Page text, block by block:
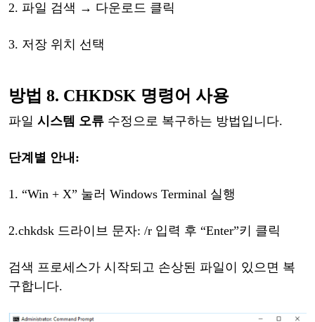
2. 파일 검색 → 다운로드 클릭
3. 저장 위치 선택
방법 8. CHKDSK 명령어 사용
파일 시스템 오류 수정으로 복구하는 방법입니다.
단계별 안내 :
1. “Win + X” 눌러 Windows Terminal 실행
2.chkdsk 드라이브 문자: /r 입력 후 “Enter”키 클릭
검색 프로세스가 시작되고 손상된 파일이 있으면 복
구합니다.